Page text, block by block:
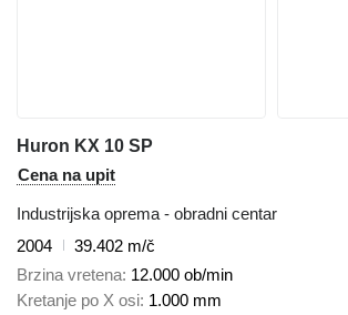
Huron KX 10 SP
Cena na upit
Industrijska oprema - obradni centar
2004
39.402 m/č
Brzina vretena 12.000 ob/min
Kretanje po X osi 1.000 mm